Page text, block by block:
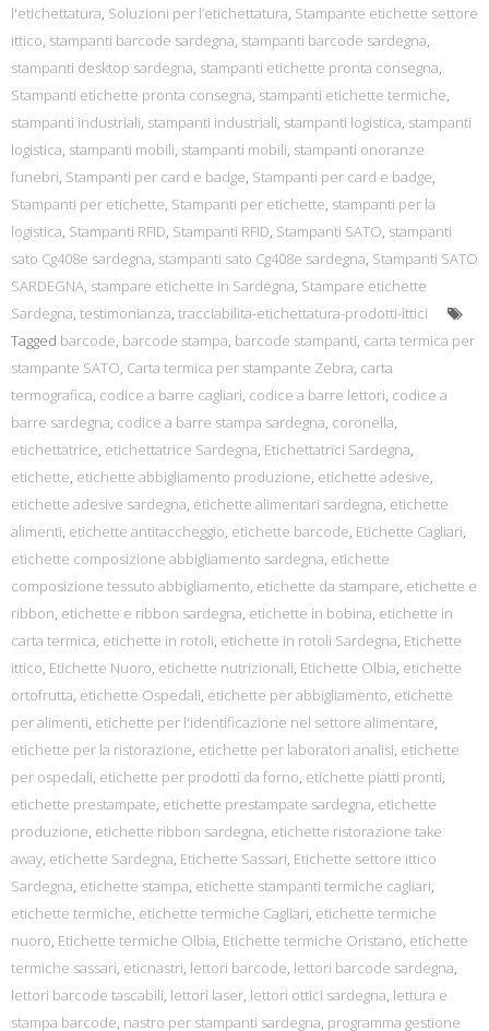
l'etichettatura, Soluzioni per l’etichettatura, Stampante etichette settore
ittico, stampanti barcode sardegna, stampanti barcode sardegna,
stampanti desktop sardegna, stampanti etichette pronta consegna,
Stampanti etichette pronta consegna, stampanti etichette termiche,
stampanti industriali, stampanti industriali, stampanti logistica, stampanti
logistica, stampanti mobili, stampanti mobili, stampanti onoranze
funebri, Stampanti per card e badge, Stampanti per card e badge,
Stampanti per etichette, Stampanti per etichette, stampanti per la
logistica, Stampanti RFID, Stampanti RFID, Stampanti SATO, stampanti
sato Cg408e sardegna, stampanti sato Cg408e sardegna, Stampanti SATO
SARDEGNA, stampare etichette in Sardegna, Stampare etichette
Sardegna, testimonianza, tracciabilita-etichettatura-prodotti-ittici
Tagged barcode, barcode stampa, barcode stampanti, carta termica per
stampante SATO, Carta termica per stampante Zebra, carta
termografica, codice a barre cagliari, codice a barre lettori, codice a
barre sardegna, codice a barre stampa sardegna, coronella,
etichettatrice, etichettatrice Sardegna, Etichettatrici Sardegna,
etichette, etichette abbigliamento produzione, etichette adesive,
etichette adesive sardegna, etichette alimentari sardegna, etichette
alimenti, etichette antitaccheggio, etichette barcode, Etichette Cagliari,
etichette composizione abbigliamento sardegna, etichette
composizione tessuto abbigliamento, etichette da stampare, etichette e
ribbon, etichette e ribbon sardegna, etichette in bobina, etichette in
carta termica, etichette in rotoli, etichette in rotoli Sardegna, Etichette
ittico, Etichette Nuoro, etichette nutrizionali, Etichette Olbia, etichette
ortofrutta, etichette Ospedali, etichette per abbigliamento, etichette
per alimenti, etichette per l'identificazione nel settore alimentare,
etichette per la ristorazione, etichette per laboratori analisi, etichette
per ospedali, etichette per prodotti da forno, etichette piatti pronti,
etichette prestampate, etichette prestampate sardegna, etichette
produzione, etichette ribbon sardegna, etichette ristorazione take
away, etichette Sardegna, Etichette Sassari, Etichette settore ittico
Sardegna, etichette stampa, etichette stampanti termiche cagliari,
etichette termiche, etichette termiche Cagliari, etichette termiche
nuoro, Etichette termiche Olbia, Etichette termiche Oristano, etichette
termiche sassari, eticnastri, lettori barcode, lettori barcode sardegna,
lettori barcode tascabili, lettori laser, lettori ottici sardegna, lettura e
stampa barcode, nastro per stampanti sardegna, programma gestione